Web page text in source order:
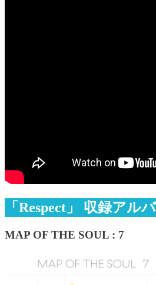
「Respect」 収録アル
MAP OF THE SOUL : 7